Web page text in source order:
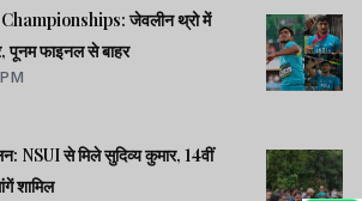
जेवलीन थ्रो में
पूनम फाइनल से बाहर
NSUI से मिले सुदिव्य कुमार, 14वीं
शामिल